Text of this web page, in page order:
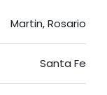
Martin, Rosario
Santa Fe